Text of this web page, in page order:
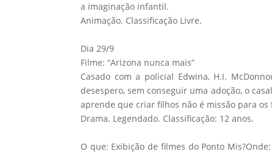
a imaginação infantil.
Animação. Classificação Livre.
Dia 29/9
Filme: “Arizona nunca mais”
Casado com a policial Edwina, H.I.
desespero, sem conseguir uma adoção, o
aprende que criar filhos não é missão para os
Drama. Legendado. Classificação: 12 anos.
O que: Exibição de filmes do Ponto